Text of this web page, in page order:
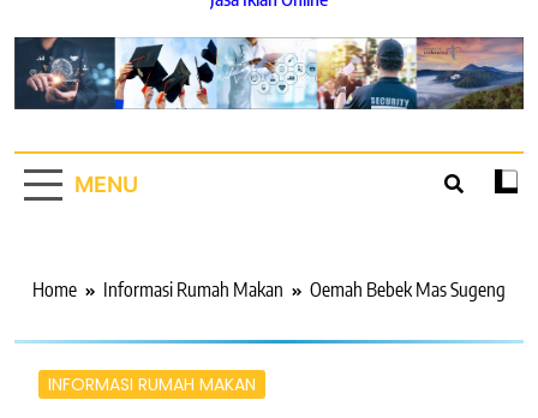
MENU
Home Informasi Rumah Makan Oemah Bebek Mas Sugeng
INFORMASI RUMAH MAKAN